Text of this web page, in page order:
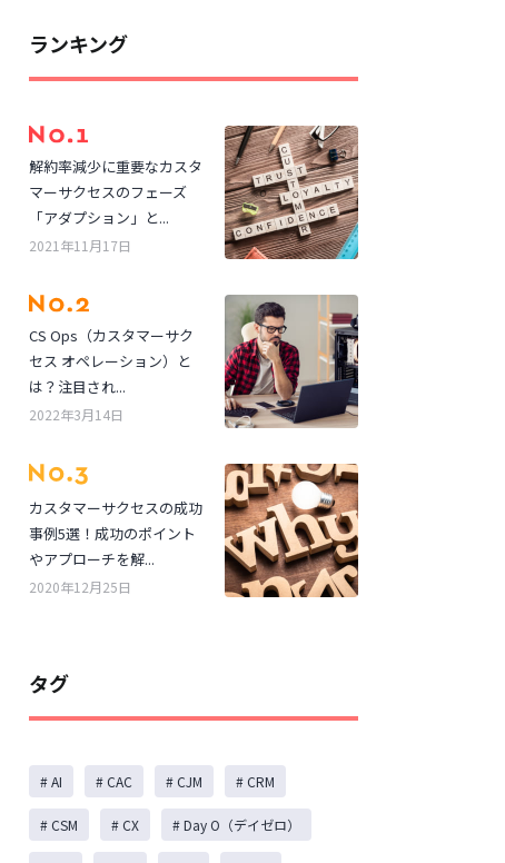
ランキング
解約率減少に重要なカスタ
マーサクセスのフェーズ
「アダプション」と...
2021年11月17日
CS Ops（カスタマーサク
セス オペレーション）と
は？注目され...
2022年3月14日
カスタマーサクセスの成功
事例5選！成功のポイント
やアプローチを解...
2020年12月25日
タグ
# AI # CAC # CJM # CRM
# CSM # CX # Day O（デイゼロ）